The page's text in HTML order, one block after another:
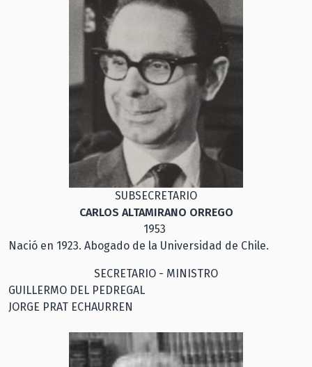
SUBSECRETARIO
CARLOS ALTAMIRANO ORREGO
1953
Nació en 1923. Abogado de la Universidad de Chile.
SECRETARIO - MINISTRO
GUILLERMO DEL PEDREGAL
JORGE PRAT ECHAURREN